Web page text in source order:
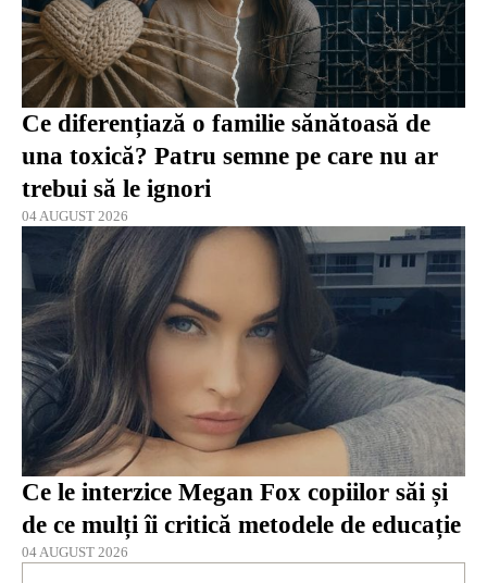
Ce diferențiază o familie sănătoasă de
una toxică? Patru semne pe care nu ar
trebui să le ignori
04 AUGUST 2026
Ce le interzice Megan Fox copiilor săi și
de ce mulți îi critică metodele de educație
04 AUGUST 2026